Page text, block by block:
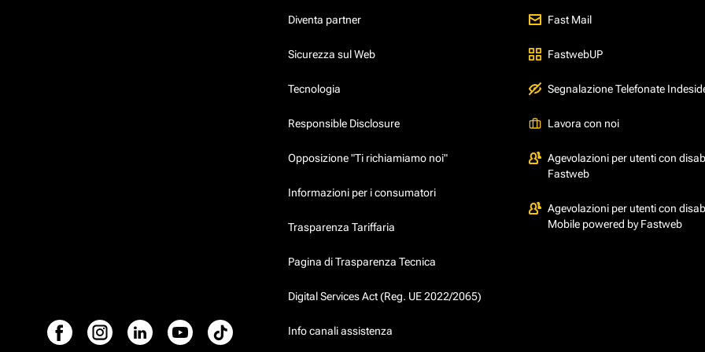
Diventa partner
Sicurezza sul Web
Tecnologia
Responsible Disclosure
Opposizione "Ti richiamiamo noi"
Informazioni per i consumatori
Trasparenza Tariffaria
Pagina di Trasparenza Tecnica
Digital Services Act (Reg. UE 2022/2065)
Info canali assistenza
Fast Mail
FastwebUP
Segnalazione Telefonate
Lavora con noi
Agevolazioni per utenti con
Fastweb
Agevolazioni per utenti con
Mobile powered by Fastweb